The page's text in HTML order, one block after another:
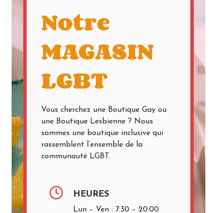
Notre
MAGASIN
LGBT
Vous cherchez une Boutique Gay ou
une Boutique Lesbienne ? Nous
sommes une boutique inclusive qui
rassemblent l’ensemble de la
communauté LGBT.
HEURES
Lun – Ven : 7:30 – 20:00